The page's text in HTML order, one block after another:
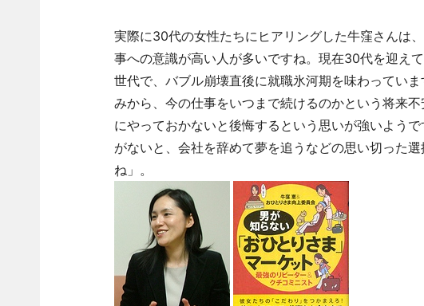
実際に30代の女性たちにヒアリングした牛窪さんは
事への意識が高い人が多いですね。現在30代を迎え
世代で、バブル崩壊直後に就職氷河期を味わってい
みから、今の仕事をいつまで続けるのかという将来
にやっておかないと後悔するという思いが強いよう
がないと、会社を辞めて夢を追うなどの思い切った
ね」。